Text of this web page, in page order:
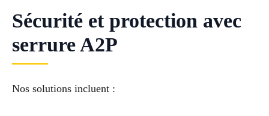
Sécurité et protection avec
serrure A2P
Nos solutions incluent :